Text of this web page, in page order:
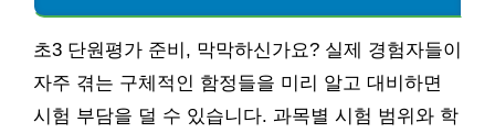
초3 단원평가 준비, 막막하신가요? 실제 경험자들이
자주 겪는 구체적인 함정들을 미리 알고 대비하면
시험 부담을 덜 수 있습니다. 과목별 시험 범위와 학